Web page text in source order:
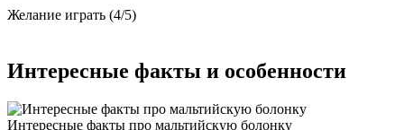
Желание играть (4/5)
Интересные факты и особенности
Интересные факты про мальтийскую болонку